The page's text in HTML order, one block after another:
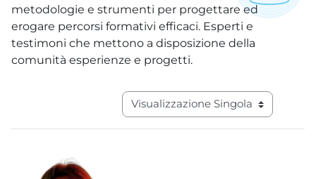
metodologie e strumenti per progettare ed
erogare percorsi formativi efficaci. Esperti e
testimoni che mettono a disposizione della
comunità esperienze e progetti.
Navigazione terziaria modalità